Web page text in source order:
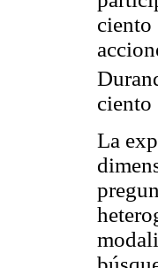
ciento
ciento
La